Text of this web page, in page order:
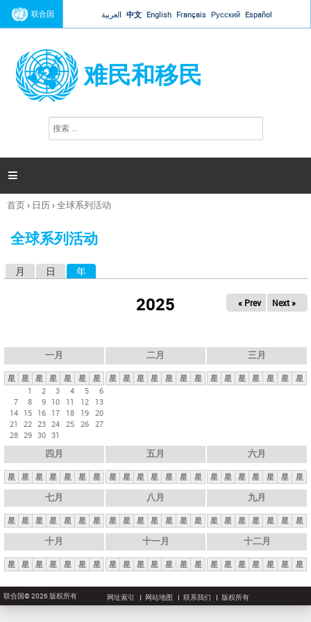
Jump to navigation
联合国 العربية 中文 English Français Русский Español
难民和移民
搜
索

你
这
首页› 日历›全球系列活动
全球系列活动
月 日 年
2025 « Prev Next »
一月
星 星 星 星 星 星
星
1
2 3 4 5
6
7
8 9 10 11 12
13
14 15 16 17 18 19 20
21
22 23 24 25 26 27
28 29 30 31
二月
星 星 星 星 星 星 星
三月
星 星 星 星 星 星 星
四月
星 星 星 星 星 星 星
五月
星 星 星 星 星 星 星
六月
星 星 星 星 星 星 星
七月
星 星 星 星 星 星 星
八月
星 星 星 星 星 星 星
九月
星 星 星 星 星 星 星
十月
星 星 星 星 星 星 星
十一月
星 星 星 星 星 星 星
十二月
星 星 星 星 星 星 星
联合国© 2026 版权所有 网址索引 网站地图 联系我们 版权所有